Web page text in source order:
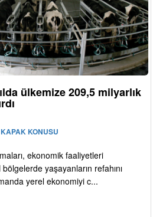
ülkemize 209,5 milyarlık
KONUSU
ekonomik faaliyetleri
yaşayanların refahını
yerel ekonomiyi c...